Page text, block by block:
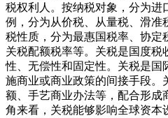
税权利人。按纳税对象，分为进
例，分为从价税、从量税、滑准
税性质，分为最惠国税率、协定
关税配额税率等。关税是国度税
性、无偿性和固定性。关税是国
施商业或商业政策的间接手段。
额、手艺商业办法等，配合形成
角来看，关税能够影响全球资本